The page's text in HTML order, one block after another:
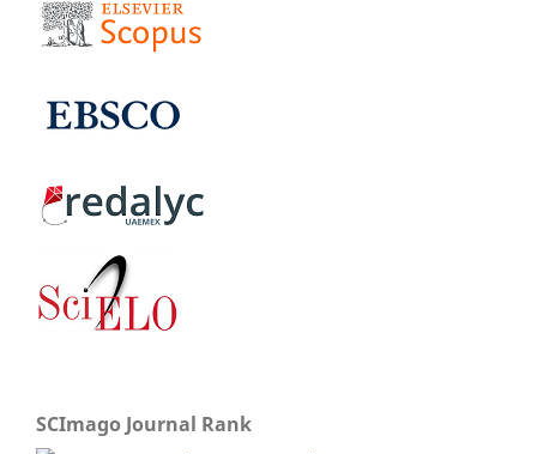
SCImago Journal Rank